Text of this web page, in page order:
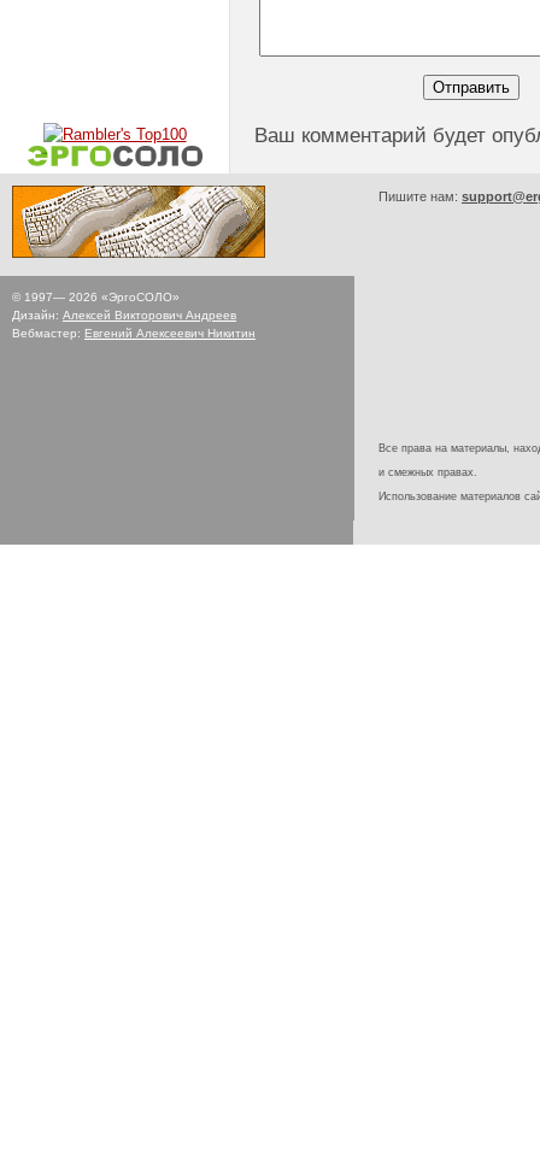
Ваш комментарий будет
© 1997— 2026 «ЭргоСОЛО»
Дизайн: Алексей Викторович Андреев
Вебмастер: Евгений Алексеевич Никитин
Пишите нам:
Все права на материалы,
и смежных правах.
Использование материалов